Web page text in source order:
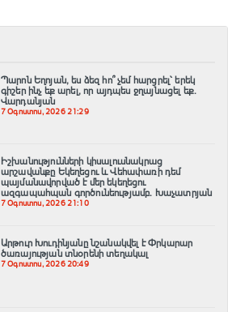
Պարոն Եղոյան, ես ձեզ հո՞ չեմ հարցրել՝ երեկ
գիշեր ինչ եք արել, որ այդպես ջղայնացել եք.
Վարդանյան
7 Օգոստոս, 2026 21:29
Իշխանությունների կիսալուսնակրաց
արշավանքը Եկեղեցու և Վեհափառի դեմ
պայմանավորված է մեր եկեղեցու
ազգապահպան գործունեությամբ. Խաչատրյան
7 Օգոստոս, 2026 21:10
Արթուր Խուդինյանը նշանակվել է Փրկարար
ծառայության տնօրենի տեղակալ
7 Օգոստոս, 2026 20:49